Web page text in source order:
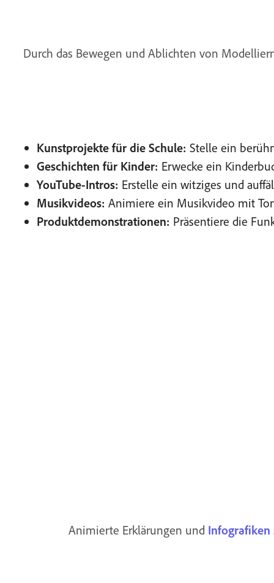
Durch das Bewegen und Ablichten von
Kunstprojekte für die Schule: Stelle ein
Geschichten für Kinder: Erwecke ein
YouTube-Intros: Erstelle ein witziges und
Musikvideos: Animiere ein Musikvideo mit
Produktdemonstrationen: Präsentiere die
Animierte Erklärungen und Infografiken